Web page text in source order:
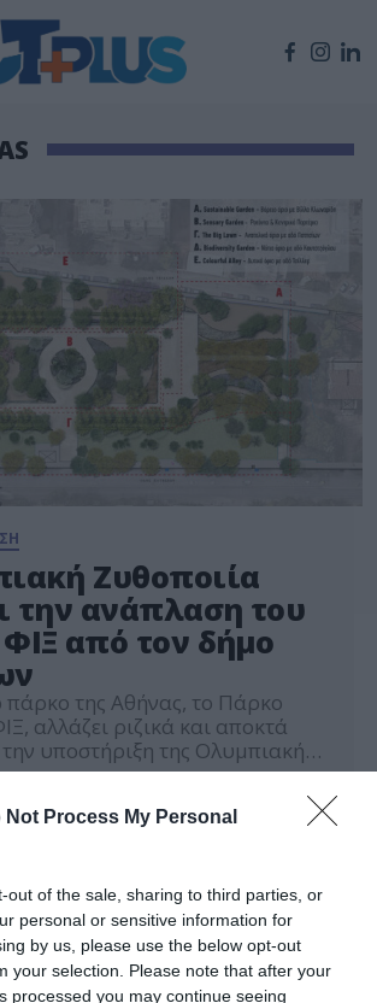
Not Process My Personal
out of the sale, sharing to third parties, or
personal or sensitive information for
by us, please use the below opt-out
your selection. Please note that after your
processed you may continue seeing
Ζυθοποιία
την ανάπλαση του
από τον δήμο
πάρκο της Αθήνας, το Πάρκο
αλλάζει ριζικά και αποκτά
υποστήριξη της Ολυμπιακή
της FIX Hellas. Μέσω του
«Υιοθέτησε την πόλη σου», που
το Athens Partnership, η
στηρίζει το έργο του
αστικού πάρκου, […]